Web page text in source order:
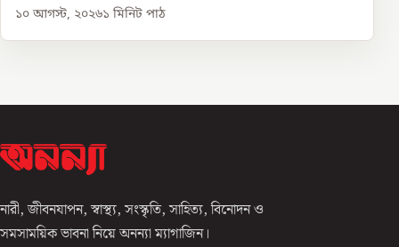
১০ আগস্ট, ২০২৬১ মিনিট পাঠ
নারী, জীবনযাপন, স্বাস্থ্য, সংস্কৃতি, সাহিত্য, বিনোদন ও
সমসাময়িক ভাবনা নিয়ে অনন্যা ম্যাগাজিন।